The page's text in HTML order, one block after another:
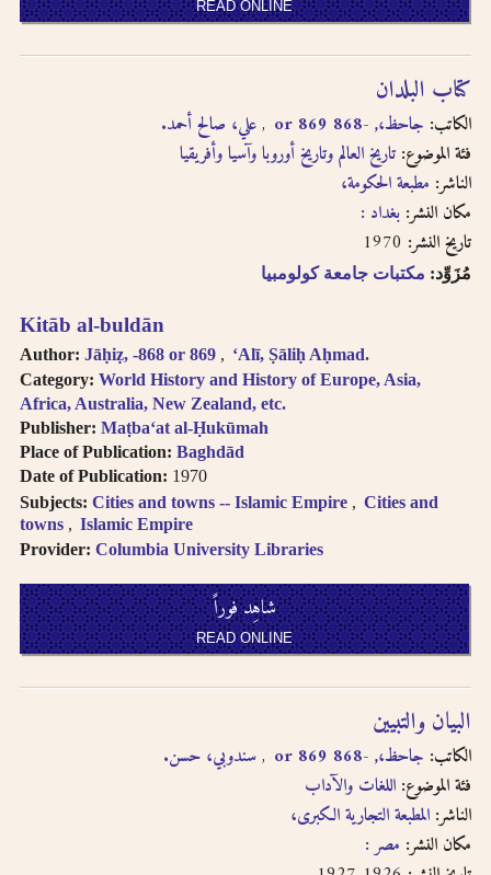
READ ONLINE
Kitāb al-buldān
Author: Jāḥiẓ, -868 or 869
ʻAlī, Ṣāliḥ Aḥmad.
Category: World History and History of Europe, Asia,
Africa, Australia, New Zealand, etc.
Publisher: Maṭbaʻat al-Ḥukūmah
Place of Publication: Baghdād
Date of Publication: 1970
Subjects: Cities and towns -- Islamic Empire
Cities and
towns
Islamic Empire
Provider: Columbia University Libraries
شاهِد فوراً
READ ONLINE
كتاب البلدان
الكاتب: جاحظ،, -868 or 869
علي، صالح أحمد.
فئة الموضوع: تاريخ العالم وتاريخ أوروبا وآسيا وأفريقيا
الناشر: مطبعة الحكومة،
مكان النشر: بغداد :
تاريخ النشر:
مُزَوِّد: مكتبات جامعة كولومبيا
البيان والتبيين
الكاتب: جاحظ،, -868 or 869
سندوبي، حسن.
فئة الموضوع: اللغات والآداب
الناشر: المطبعة التجارية الكبرى،
مكان النشر: مصر :